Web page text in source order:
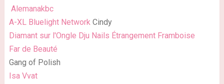
Alemanakbc
A-XL Bluelight Network Cindy
Diamant sur l'Ongle Dju Nails Étrangement Framboise
Far de Beauté
Gang of Polish
Isa Vvat